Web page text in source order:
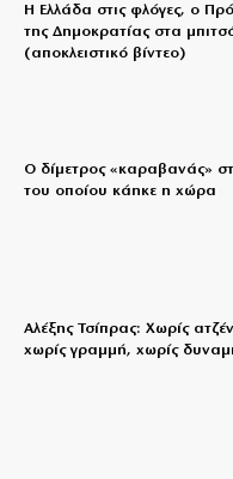
Η Ελλάδα στις φλόγες, ο
της Δημοκρατίας στα
(αποκλειστικό βίντεο)
Ο δίμετρος «καραβανάς»
του οποίου κάηκε η χώρα
Αλέξης Τσίπρας: Χωρίς
χωρίς γραμμή, χωρίς